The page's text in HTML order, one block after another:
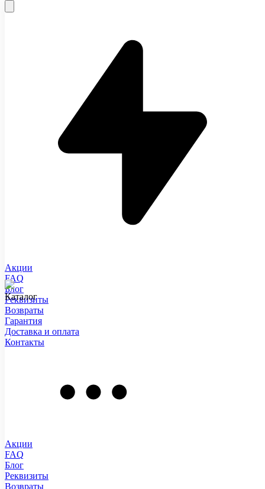
Акции
FAQ
Блог
Реквизиты
Возвраты
Гарантия
Доставка и оплата
Контакты
Акции
FAQ
Блог
Реквизиты
Возвраты
Каталог